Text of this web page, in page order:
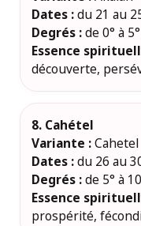
Dates :du 21 au
Degrés :de 0° à
Essence
découverte,
8. Cahétel
Variante :Cahetel
Dates :du 26 au
Degrés :de 5° à
Essence
prospérité,